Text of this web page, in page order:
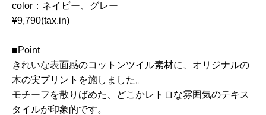
color：ネイビー、グレー
¥9,790(tax.in)
■Point
きれいな表面感のコットンツイル素材に、オリジナルの
木の実プリントを施しました。
モチーフを散りばめた、どこかレトロな雰囲気のテキス
タイルが印象的です。